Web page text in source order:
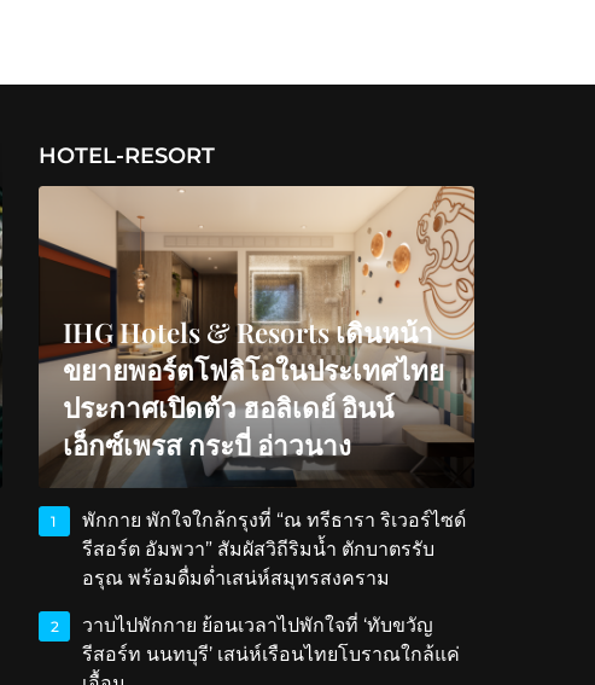
HOTEL-RESORT
IHG Hotels & Resorts เดินหน้า
ขยายพอร์ตโฟลิโอในประเทศไทย
ประกาศเปิดตัว ฮอลิเดย์ อินน์
เอ็กซ์เพรส กระบี่ อ่าวนาง
1
พักกาย พักใจใกล้กรุงที่ “ณ ทรีธารา ริเวอร์ไซด์
รีสอร์ต อัมพวา” สัมผัสวิถีริมน้ำ ตักบาตรรับ
อรุณ พร้อมดื่มด่ำเสน่ห์สมุทรสงคราม
2
วาบไปพักกาย ย้อนเวลาไปพักใจที่ ‘ทับขวัญ
รีสอร์ท นนทบุรี’ เสน่ห์เรือนไทยโบราณใกล้แค่